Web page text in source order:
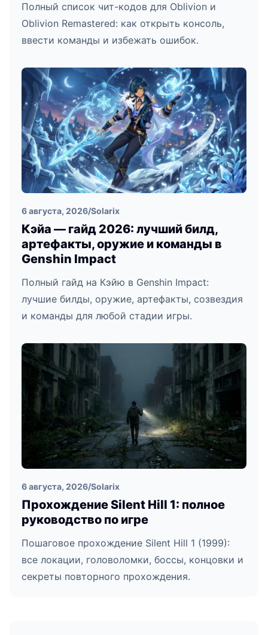
Полный список чит-кодов для Oblivion и
Oblivion Remastered: как открыть консоль,
ввести команды и избежать ошибок.
6 августа, 2026/Solarix
Кэйа — гайд 2026: лучший билд,
артефакты, оружие и команды в
Genshin Impact
Полный гайд на Кэйю в Genshin Impact:
лучшие билды, оружие, артефакты, созвездия
и команды для любой стадии игры.
6 августа, 2026/Solarix
Прохождение Silent Hill 1: полное
руководство по игре
Пошаговое прохождение Silent Hill 1 (1999):
все локации, головоломки, боссы, концовки и
секреты повторного прохождения.